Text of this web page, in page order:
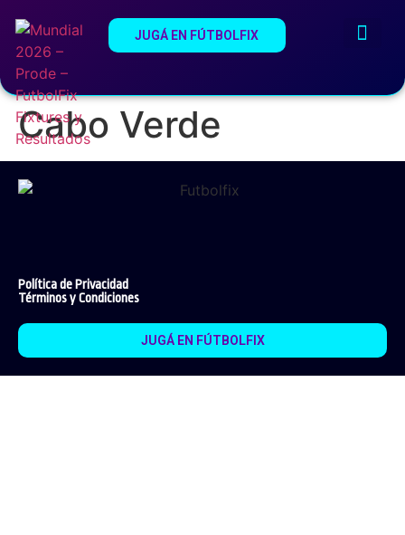
JUGÁ EN FÚTBOLFIX
Cabo Verde
Política de Privacidad
Términos y Condiciones
JUGÁ EN FÚTBOLFIX